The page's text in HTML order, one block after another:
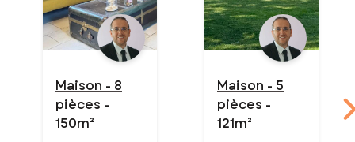
Maison - 8
pièces -
150m²
Maison - 5
pièces -
121m²